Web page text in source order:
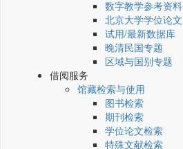
数字教学参考资料
北京大学学位论文
试用/最新数据库
晚清民国专题
区域与国别专题
借阅服务
馆藏检索与使用
图书检索
期刊检索
学位论文检索
特殊文献检索